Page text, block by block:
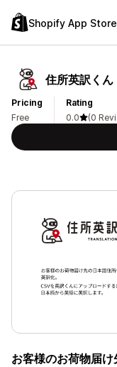
Shopify App Store
住所英訳くん
Pricing
Free
Rating
0.0
(0
お客様のお荷物届